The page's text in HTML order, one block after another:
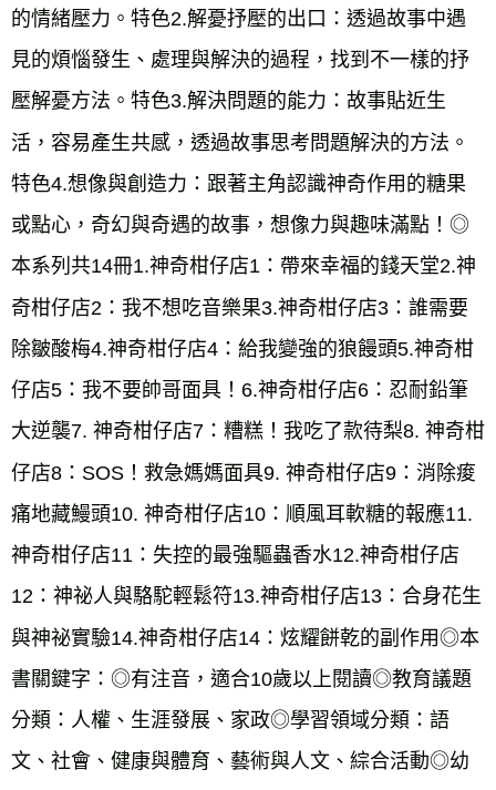
的情緒壓力。特色2.解憂抒壓的出口：透過故事中遇
見的煩惱發生、處理與解決的過程，找到不一樣的抒
壓解憂方法。特色3.解決問題的能力：故事貼近生
活，容易產生共感，透過故事思考問題解決的方法。
特色4.想像與創造力：跟著主角認識神奇作用的糖果
或點心，奇幻與奇遇的故事，想像力與趣味滿點！◎
本系列共14冊1.神奇柑仔店1：帶來幸福的錢天堂2.神
奇柑仔店2：我不想吃音樂果3.神奇柑仔店3：誰需要
除皺酸梅4.神奇柑仔店4：給我變強的狼饅頭5.神奇柑
仔店5：我不要帥哥面具！6.神奇柑仔店6：忍耐鉛筆
大逆襲7. 神奇柑仔店7：糟糕！我吃了款待梨8. 神奇柑
仔店8：SOS！救急媽媽面具9. 神奇柑仔店9：消除痠
痛地藏鰻頭10. 神奇柑仔店10：順風耳軟糖的報應11.
神奇柑仔店11：失控的最強驅蟲香水12.神奇柑仔店
12：神祕人與駱駝輕鬆符13.神奇柑仔店13：合身花生
與神祕實驗14.神奇柑仔店14：炫耀餅乾的副作用◎本
書關鍵字：◎有注音，適合10歲以上閱讀◎教育議題
分類：人權、生涯發展、家政◎學習領域分類：語
文、社會、健康與體育、藝術與人文、綜合活動◎幼